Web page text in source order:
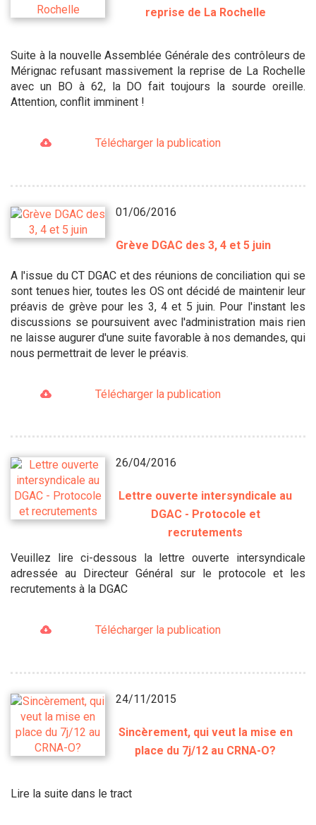
reprise de La Rochelle
Suite à la nouvelle Assemblée Générale des contrôleurs de
Mérignac refusant massivement la reprise de La Rochelle
avec un BO à 62, la DO fait toujours la sourde oreille.
Attention, conflit imminent !
Télécharger la publication
01/06/2016
Grève DGAC des 3, 4 et 5 juin
A l'issue du CT DGAC et des réunions de conciliation qui se
sont tenues hier, toutes les OS ont décidé de maintenir leur
préavis de grève pour les 3, 4 et 5 juin. Pour l'instant les
discussions se poursuivent avec l'administration mais rien
ne laisse augurer d'une suite favorable à nos demandes, qui
nous permettrait de lever le préavis.
Télécharger la publication
26/04/2016
Lettre ouverte intersyndicale au
DGAC - Protocole et
recrutements
Veuillez lire ci-dessous la lettre ouverte intersyndicale
adressée au Directeur Général sur le protocole et les
recrutements à la DGAC
Télécharger la publication
24/11/2015
Sincèrement, qui veut la mise en
place du 7j/12 au CRNA-O?
Lire la suite dans le tract